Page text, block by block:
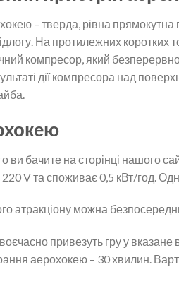
– тверда, рівна
На протилежних коротких
компресор, який
дії компресора над
ви бачите на сторінці нашого
V та споживає 0,5 кВт/год.
атракціону можна
привезуть гру у
аерохокею – 30 хвилин.